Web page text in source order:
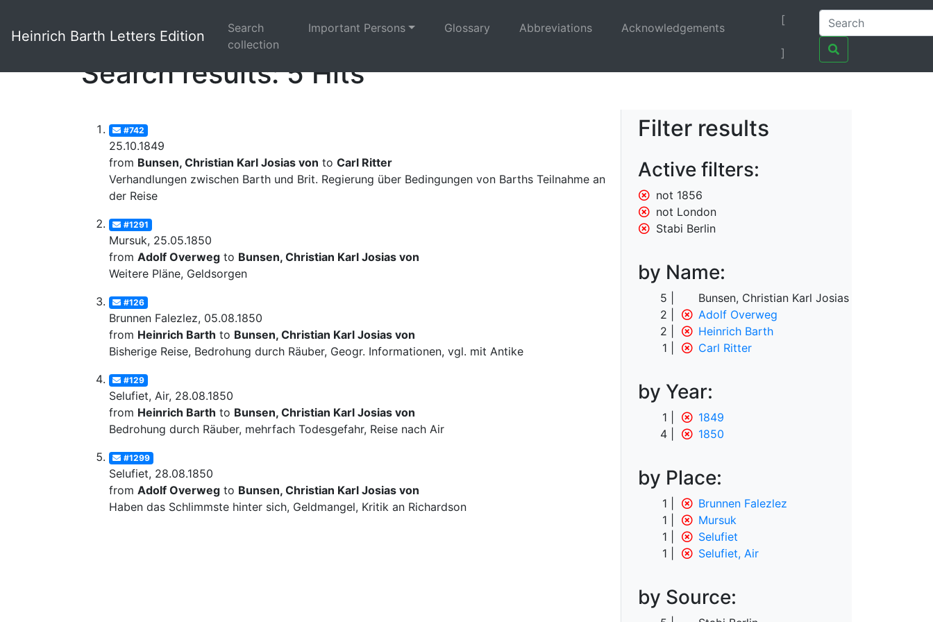
Heinrich Barth Letters Edition
Search
collection
Important Persons Glossary Abbreviations Acknowledgements
[
]
Search results: 5 Hits
#742
25.10.1849
from Bunsen, Christian Karl Josias von to Carl Ritter
Verhandlungen zwischen Barth und Brit. Regierung über Bedingungen von Barths Teilnahme an
der Reise
#1291
Mursuk, 25.05.1850
from Adolf Overweg to Bunsen, Christian Karl Josias von
Weitere Pläne, Geldsorgen
#126
Brunnen Falezlez, 05.08.1850
from Heinrich Barth to Bunsen, Christian Karl Josias von
Bisherige Reise, Bedrohung durch Räuber, Geogr. Informationen, vgl. mit Antike
#129
Selufiet, Air, 28.08.1850
from Heinrich Barth to Bunsen, Christian Karl Josias von
Bedrohung durch Räuber, mehrfach Todesgefahr, Reise nach Air
#1299
Selufiet, 28.08.1850
from Adolf Overweg to Bunsen, Christian Karl Josias von
Haben das Schlimmste hinter sich, Geldmangel, Kritik an Richardson
Filter results
Active filters:
not 1856
not London
Stabi Berlin
by Name:
5
Bunsen, Christian Karl Josias von
2
Adolf Overweg
2
Heinrich Barth
1
Carl Ritter
by Year:
1
1849
4
1850
by Place:
1
Brunnen Falezlez
1
Mursuk
1
Selufiet
1
Selufiet, Air
by Source: